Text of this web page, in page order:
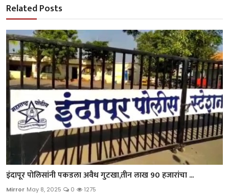
Related Posts
इंदापूर पोलिसांनी पकडला अवैध गुटखा,तीन लाख 90 हजारांचा ...
Mirror May 8, 2025 0 1275